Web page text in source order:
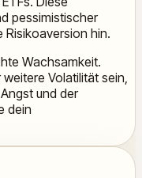
pessimistischer
Risikoaversion hin.
Wachsamkeit.
Volatilität sein,
und der
dein